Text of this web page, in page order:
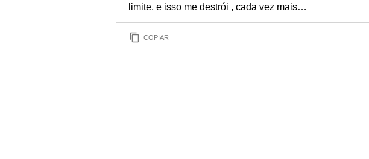
limite, e isso me destrói , cada vez mais…
COPIAR